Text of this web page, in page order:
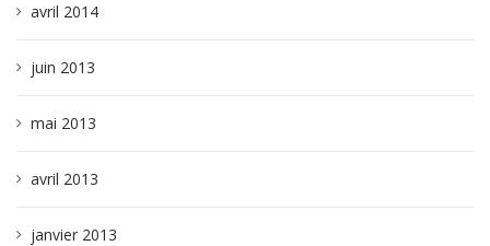
avril 2014
juin 2013
mai 2013
avril 2013
janvier 2013